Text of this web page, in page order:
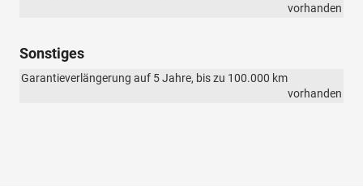
vorhanden
Sonstiges
Garantieverlängerung auf 5 Jahre, bis zu 100.000 km
vorhanden